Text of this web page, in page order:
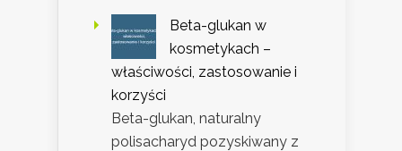
Beta-glukan w
kosmetykach –
właściwości, zastosowanie i
korzyści
Beta-glukan, naturalny
polisacharyd pozyskiwany z